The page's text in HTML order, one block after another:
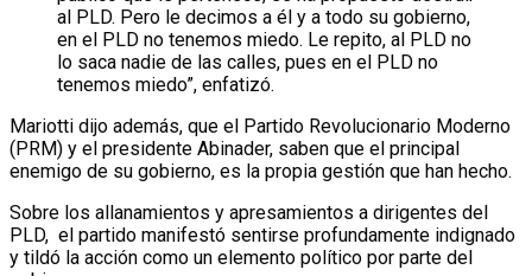
al PLD. Pero le decimos a él y a todo su gobierno,
en el PLD no tenemos miedo. Le repito, al PLD no
lo saca nadie de las calles, pues en el PLD no
tenemos miedo”, enfatizó.
Mariotti dijo además, que el Partido Revolucionario Moderno
(PRM) y el presidente Abinader, saben que el principal
enemigo de su gobierno, es la propia gestión que han hecho.
Sobre los allanamientos y apresamientos a dirigentes del
PLD, el partido manifestó sentirse profundamente indignado
y tildó la acción como un elemento político por parte del